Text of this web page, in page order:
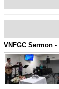
VNFGC Sermon -